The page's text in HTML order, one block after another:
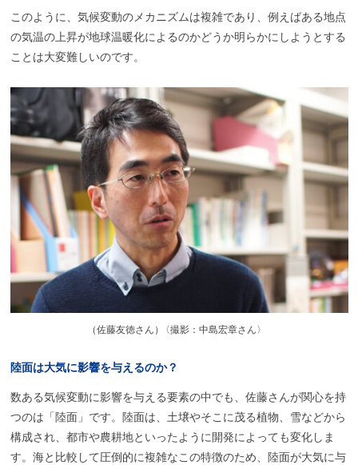
このように、気候変動のメカニズムは複雑であり、例えばある地点
の気温の上昇が地球温暖化によるのかどうか明らかにしようとする
ことは大変難しいのです。
（佐藤友徳さん ） 〈撮影：中島宏章さん〉
陸面は大気に影響を与えるのか？
数ある気候変動に影響を与える要素の中でも、佐藤さんが関心を持
つのは「陸面」です。陸面は、土壌やそこに茂る植物、雪などから
構成され、都市や農耕地といったように開発によっても変化しま
す。海と比較して圧倒的に複雑なこの特徴のため、陸面が大気に与